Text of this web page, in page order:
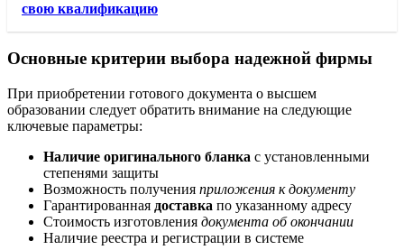
свою квалификацию
Основные критерии выбора надежной фирмы
При приобретении готового документа о высшем
образовании следует обратить внимание на следующие
ключевые параметры:
Наличие оригинального бланка с установленными
степенями защиты
Возможность получения приложения к документу
Гарантированная доставка по указанному адресу
Стоимость изготовления документа об окончании
Наличие реестра и регистрации в системе